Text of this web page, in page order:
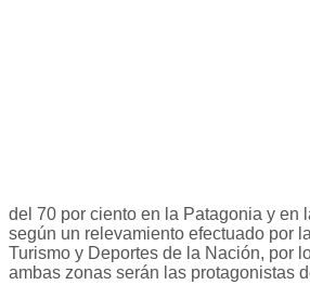
del 70 por ciento en la Patagonia y en
según un relevamiento efectuado por
Turismo y Deportes de la Nación, por
ambas zonas serán las protagonistas